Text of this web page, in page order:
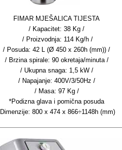
FIMAR MJEŠALICA TIJESTA
/ Kapacitet: 38 Kg /
/ Proizvodnja: 114 Kg/h /
/ Posuda: 42 L (Ø 450 x 260h (mm)) /
/ Brzina spirale: 90 okretaja/minuta /
/ Ukupna snaga: 1,5 kW /
/ Napajanje: 400V/3/50Hz /
/ Masa: 97 Kg /
*Podizna glava i pomična posuda
Dimenzije: 800 x 474 x 866÷1148h (mm)